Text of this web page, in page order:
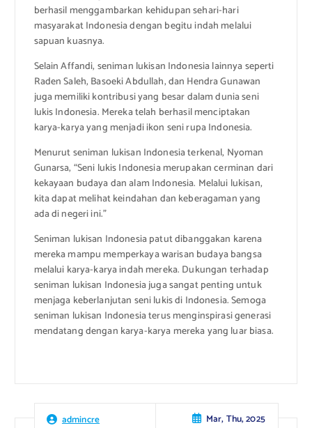
berhasil menggambarkan kehidupan sehari-hari
masyarakat Indonesia dengan begitu indah melalui
sapuan kuasnya.
Selain Affandi, seniman lukisan Indonesia lainnya seperti
Raden Saleh, Basoeki Abdullah, dan Hendra Gunawan
juga memiliki kontribusi yang besar dalam dunia seni
lukis Indonesia. Mereka telah berhasil menciptakan
karya-karya yang menjadi ikon seni rupa Indonesia.
Menurut seniman lukisan Indonesia terkenal, Nyoman
Gunarsa, “Seni lukis Indonesia merupakan cerminan dari
kekayaan budaya dan alam Indonesia. Melalui lukisan,
kita dapat melihat keindahan dan keberagaman yang
ada di negeri ini.”
Seniman lukisan Indonesia patut dibanggakan karena
mereka mampu memperkaya warisan budaya bangsa
melalui karya-karya indah mereka. Dukungan terhadap
seniman lukisan Indonesia juga sangat penting untuk
menjaga keberlanjutan seni lukis di Indonesia. Semoga
seniman lukisan Indonesia terus menginspirasi generasi
mendatang dengan karya-karya mereka yang luar biasa.
admincre Mar, Thu, 2025